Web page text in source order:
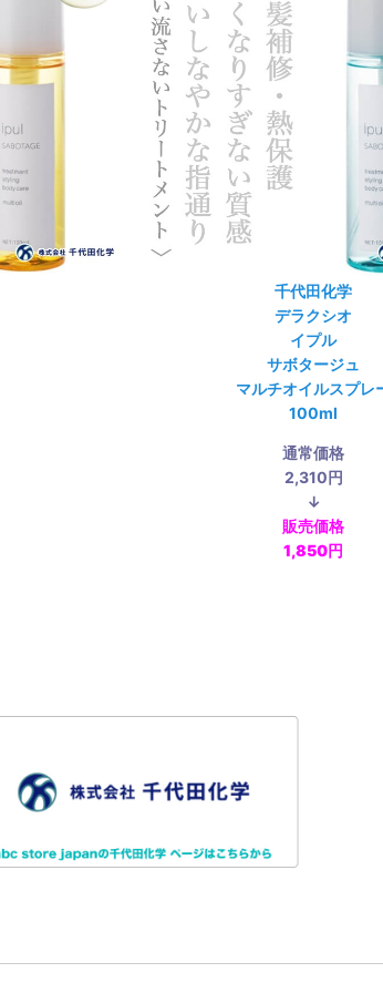
千代田化学
デラクシオ
イプル
サボタージュ
マルチオイルスプレ
100ml
通常価格
2,310円
↓
販売価格
1,850円